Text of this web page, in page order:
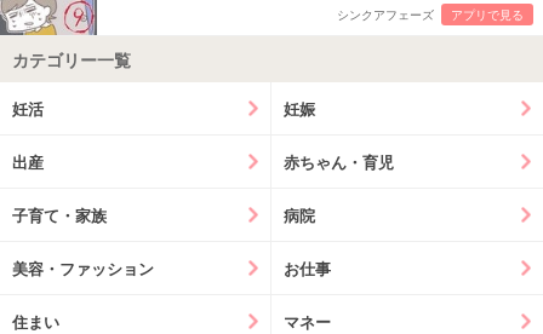
シンクアフェーズ アプリで見る
カテゴリー一覧
妊活 妊娠
出産 赤ちゃん・育児
子育て・家族 病院
美容・ファッション お仕事
住まい マネー